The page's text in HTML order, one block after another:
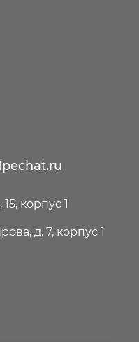
корпус 1
д. 7, корпус 1